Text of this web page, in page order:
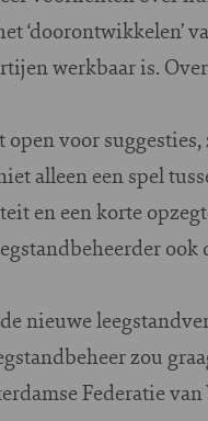
‘doorontwikkelen’
werkbaar is.
voor
alleen een spel
en een korte
nieuwe
zou
Federatie